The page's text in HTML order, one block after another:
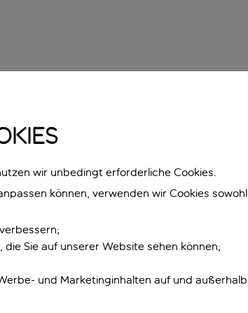
wir unbedingt erforderliche Cookies.
können, verwenden wir Cookies sowohl
Sie auf unserer Website sehen können;
und Marketinginhalten auf und außerhalb